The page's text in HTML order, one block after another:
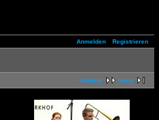
Anmelden Registrieren
nächste letzte